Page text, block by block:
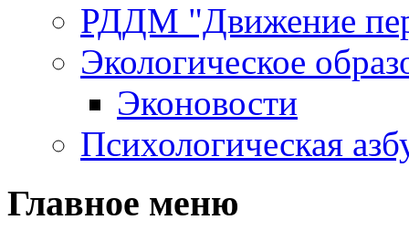
РДДМ "Движение
Экологическое
Эконовости
Психологическая
Главное меню